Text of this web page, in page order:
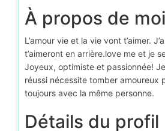
À propos de moi
L’amour vie et la vie vont t’aimer.
t’aimeront en arrière.love me et je
Joyeux, optimiste et passionnée!
réussi nécessite tomber amoureux
toujours avec la même personne.
Détails du profil